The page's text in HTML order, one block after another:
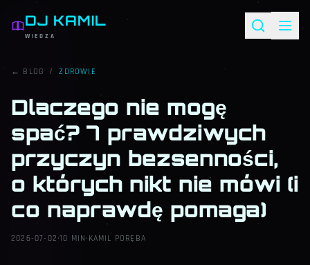
DJ KAMIL
WIEDZA
← BLOG / ZDROWIE
Dlaczego nie mogę
spać? 7 prawdziwych
przyczyn bezsenności,
o których nikt nie mówi (i
co naprawdę pomaga)
2026-07-02 ·10 MIN · KAMIL PORĘBA